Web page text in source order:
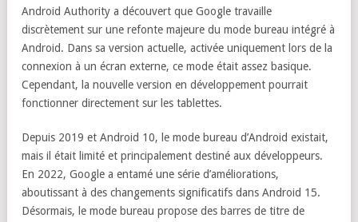
Android Authority a découvert que Google travaille
discrètement sur une refonte majeure du mode bureau intégré à
Android. Dans sa version actuelle, activée uniquement lors de la
connexion à un écran externe, ce mode était assez basique.
Cependant, la nouvelle version en développement pourrait
fonctionner directement sur les tablettes.
Depuis 2019 et Android 10, le mode bureau d’Android existait,
mais il était limité et principalement destiné aux développeurs.
En 2022, Google a entamé une série d’améliorations,
aboutissant à des changements significatifs dans Android 15.
Désormais, le mode bureau propose des barres de titre de